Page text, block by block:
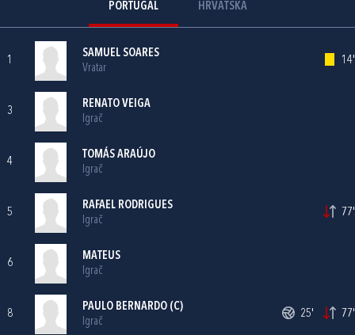
PORTUGAL HRVATSKA
1
SAMUEL SOARES
Vratar
14'
3
RENATO VEIGA
Igrač
4
TOMÁS ARAÚJO
Igrač
5
RAFAEL RODRIGUES
Igrač
77'
6
MATEUS
Igrač
8
PAULO BERNARDO (C)
Igrač
25' 77'